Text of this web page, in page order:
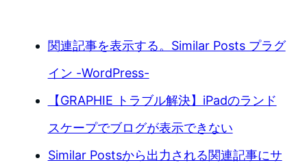
関連記事を表示する。Similar Posts プラグ
イン -WordPress-
【GRAPHIE トラブル解決】iPadのランド
スケープでブログが表示できない
Similar Postsから出力される関連記事にサ